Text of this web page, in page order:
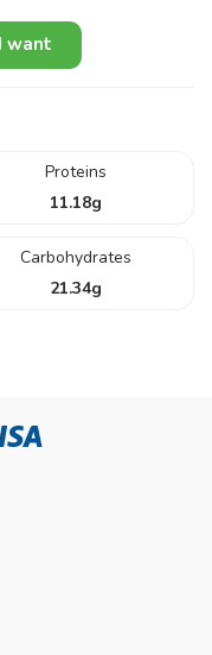
I want
Proteins
11.18g
Carbohydrates
21.34g